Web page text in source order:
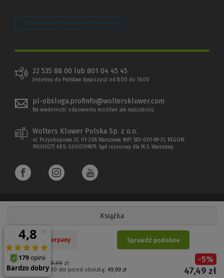
Książka
Cena regularna: 49,99zł
Najniższa cena z 30 dni przed obniżką:49,99 zł
-5%
47,49 zł
Nakład wyczerpany Sprawdź podobne
Zarządzaj preferencjami plików cookie
22 535 88 00 lub 801 04 45 45
Jesteśmy do Państwa dyspozycji od 8:00 do 16:00
pl-obsluga.profinfo@wolterskluwer.com
Na wiadomość odpowiemy możliwe jak najszybciej.
Wolters Kluwer Polska Sp. z o.o.
ul. Przyokopowa 33, 01-208 Warszawa; NIP: 583-001-89-31, REGON:
190610277, KRS: 0000709879, Sąd rejonowy dla M.S. Warszawy
Copyright 1997 - 2026 Wolters Kluwer Polska Sp. z o.o.
Płatności elektroniczne
(Nowe
okno)
(Link
do